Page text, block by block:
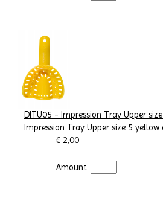
DITU05 - Impression Tray Upper
Impression Tray Upper size 5 yellow
€ 2,00
Amount